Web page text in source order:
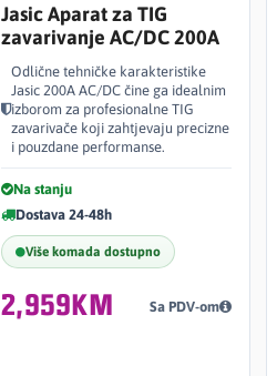
Jasic Aparat za TIG
zavarivanje AC/DC 200A
Odlične tehničke karakteristike
Jasic 200A AC/DC čine ga idealnim
izborom za profesionalne TIG
zavarivače koji zahtjevaju precizne
i pouzdane performanse.
Na stanju
Dostava 24-48h
Više komada dostupno
2,959KM Sa PDV-om